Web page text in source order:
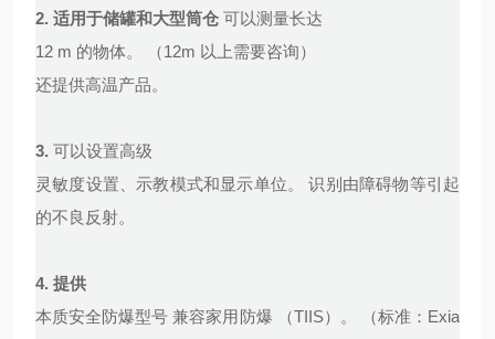
2. 适用于储罐和大型筒仓 可以测量长达
12 m 的物体。 （12m 以上需要咨询）
还提供高温产品。
3. 可以设置高级
灵敏度设置、示教模式和显示单位。 识别由障碍物等引起
的不良反射。
4. 提供
本质安全防爆型号 兼容家用防爆 （TIIS）。 （标准：Exia